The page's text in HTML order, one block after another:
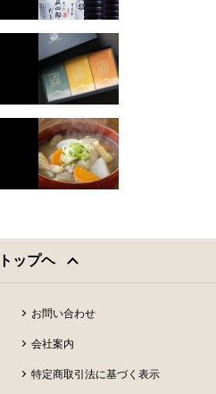
ップヘ
お問い合わせ
会社案内
特定商取引法に基づく表示